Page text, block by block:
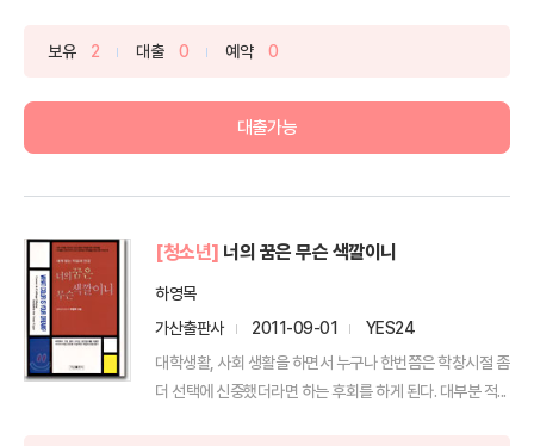
보유 2 대출 0 예약 0
대출가능
[청소년] 너의 꿈은 무슨 색깔이니
하영목
가산출판사
2011-09-01
YES24
대학생활, 사회 생활을 하면서 누구나 한번쯤은 학창시절 좀
더 선택에 신중했더라면 하는 후회를 하게 된다. 대부분 적...